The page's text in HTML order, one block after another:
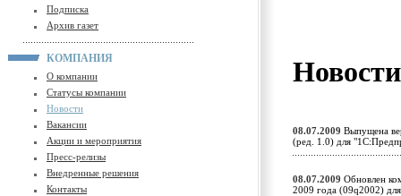
Подписка
Архив газет
КОМПАНИЯ
О компании
Статусы компании
Новости
Вакансии
Акции и мероприятия
Пресс-релизы
Внедренные решения
Контакты
08.07.2009 Выпущена
(ред. 1.0) для
08.07.2009 Обновлен
2009 года (09q2002)